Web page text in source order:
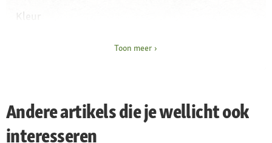
Kleur
Leefomgeving
huiskat, omdat er door gebrek aan vacht
Toon meer
Andere artikels die je wellicht ook
interesseren